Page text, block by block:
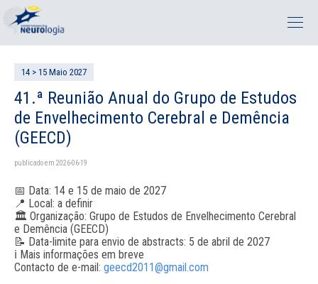
14 > 15 Maio 2027
41.ª Reunião Anual do Grupo de Estudos
de Envelhecimento Cerebral e Demência
(GEECD)
publicado em 2026-06-19
📅 Data: 14 e 15 de maio de 2027
📍 Local: a definir
🏛 Organização: Grupo de Estudos de Envelhecimento Cerebral
e Demência (GEECD)
📝 Data-limite para envio de abstracts: 5 de abril de 2027
ℹ Mais informações em breve
Contacto de e-mail: geecd2011@gmail.com